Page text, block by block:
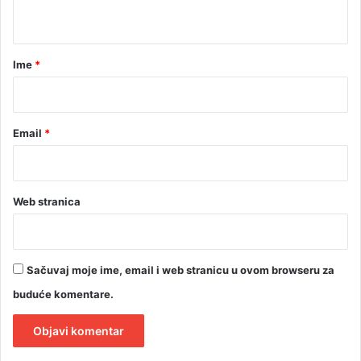
rIme *
Email *
Web stranica
Sačuvaj moje ime, email i web stranicu u ovom browseru za
buduće komentare.